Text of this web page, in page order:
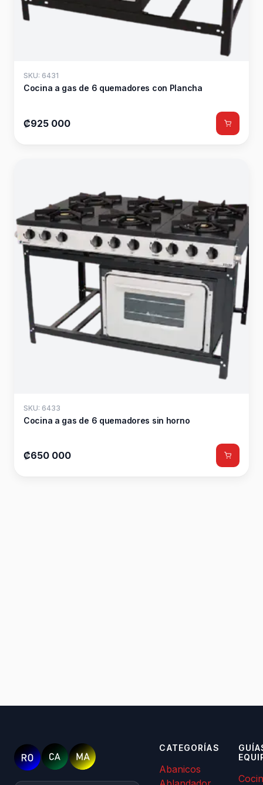
SKU: 6431
Cocina a gas de 6 quemadores con Plancha
₡925 000
SKU: 6433
Cocina a gas de 6 quemadores sin horno
₡650 000
CATEGORÍAS
Abanicos